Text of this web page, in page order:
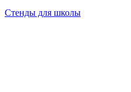
Стенды для школы